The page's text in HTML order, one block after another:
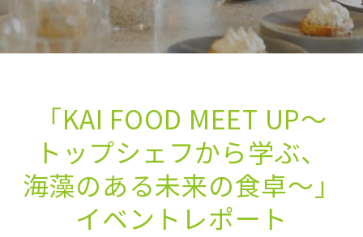
「KAI FOOD MEET UP～
トップシェフから​学ぶ、​
海藻の​ある​未来の​食卓～」
イベントレポート